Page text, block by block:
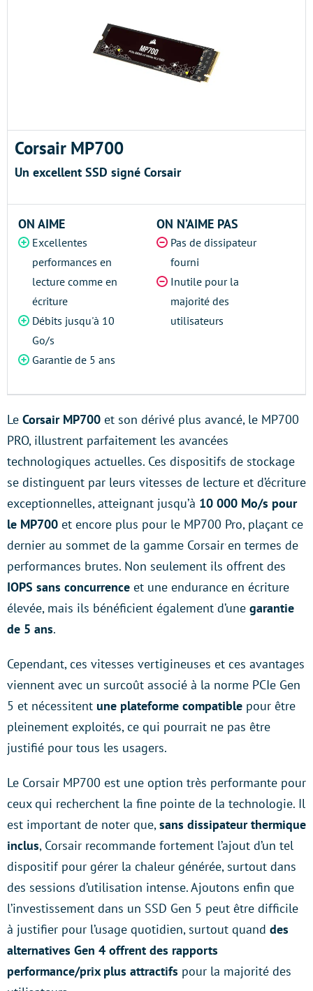
Corsair MP700
Un excellent SSD signé Corsair
ON AIME
Excellentes
performances en
lecture comme en
écriture
Débits jusqu'à 10
Go/s
Garantie de 5 ans
ON N’AIME PAS
Pas de dissipateur
fourni
Inutile pour la
majorité des
utilisateurs
Le Corsair MP700 et son dérivé plus avancé, le MP700
PRO, illustrent parfaitement les avancées
technologiques actuelles. Ces dispositifs de stockage
se distinguent par leurs vitesses de lecture et d’écriture
exceptionnelles, atteignant jusqu’à 10 000 Mo/s pour
le MP700 et encore plus pour le MP700 Pro, plaçant ce
dernier au sommet de la gamme Corsair en termes de
performances brutes. Non seulement ils offrent des
IOPS sans concurrence et une endurance en écriture
élevée, mais ils bénéficient également d’une garantie
de 5 ans.
Cependant, ces vitesses vertigineuses et ces avantages
viennent avec un surcoût associé à la norme PCIe Gen
5 et nécessitent une plateforme compatible pour être
pleinement exploités, ce qui pourrait ne pas être
justifié pour tous les usagers.
Le Corsair MP700 est une option très performante pour
ceux qui recherchent la fine pointe de la technologie. Il
est important de noter que,sans dissipateur thermique
inclus, Corsair recommande fortement l’ajout d’un tel
dispositif pour gérer la chaleur générée, surtout dans
des sessions d’utilisation intense. Ajoutons enfin que
l’investissement dans un SSD Gen 5 peut être difficile
à justifier pour l’usage quotidien, surtout quand des
alternatives Gen 4 offrent des rapports
performance/prix plus attractifs pour la majorité des